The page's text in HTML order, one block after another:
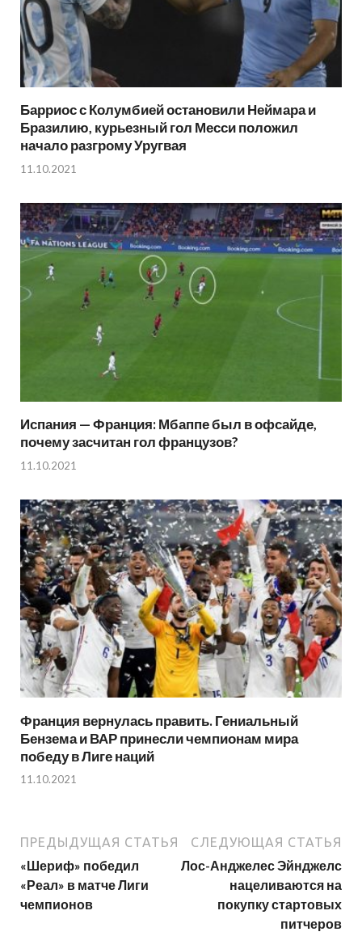
Барриос с Колумбией остановили Неймара и
Бразилию, курьезный гол Месси положил
начало разгрому Уругвая
11.10.2021
Испания — Франция: Мбаппе был в офсайде,
почему засчитан гол французов?
11.10.2021
Франция вернулась править. Гениальный
Бензема и ВАР принесли чемпионам мира
победу в Лиге наций
11.10.2021
ПРЕДЫДУЩАЯ СТАТЬЯ
«Шериф» победил
«Реал» в матче Лиги
чемпионов
СЛЕДУЮЩАЯ СТАТЬЯ
Лос-Анджелес Эйнджелс
нацеливаются на
покупку стартовых
питчеров